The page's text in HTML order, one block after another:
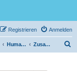
Anmelden
Registrieren
Humanbiologie Zusammenfassungen